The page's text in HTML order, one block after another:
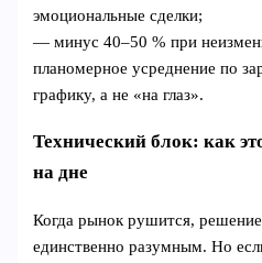
эмоциональные сделки;
— минус 40–50 % при
планомерное усреднение по
графику, а не «на глаз».
Технический блок: как
на дне
Когда рынок рушится,
единственно разумным. Но